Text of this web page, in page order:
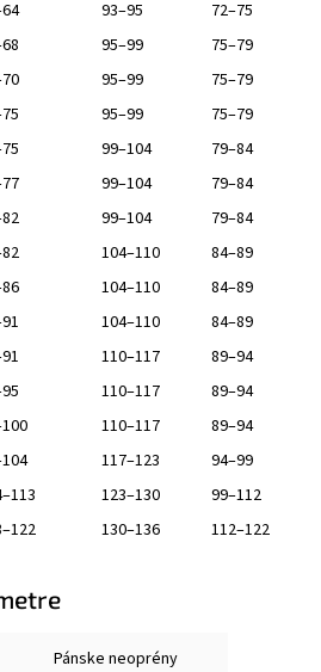
93–95
72–75
95–99
75–79
95–99
75–79
95–99
75–79
99–104
79–84
99–104
79–84
99–104
79–84
104–110
84–89
104–110
84–89
104–110
84–89
110–117
89–94
110–117
89–94
110–117
89–94
117–123
94–99
123–130
99–112
130–136 112–122
Pánske neoprény